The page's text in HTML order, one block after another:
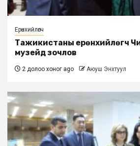
Ерөнхийлөгч
Тажикистаны ерөнхийлөгч
музейд зочлов
2 долоо хоног ago Аюуш Энхтуул